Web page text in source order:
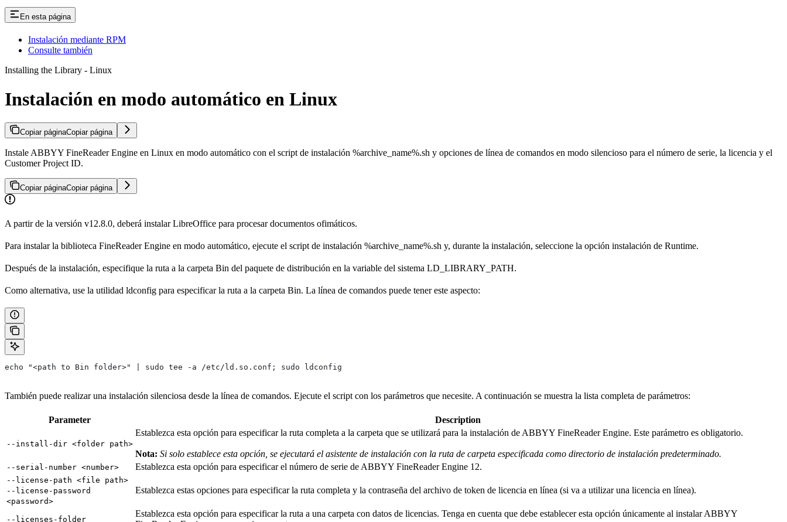
En esta página
Instalación mediante RPM
Consulte también
Installing the Library - Linux
Instalación en modo automático en Linux
Copiar páginaCopiar página
Instale ABBYY FineReader Engine en Linux en modo automático con el script de instalación %archive_name%.sh y opciones de línea de comandos en modo silencioso para el número de serie, la licencia y el
Customer Project ID.
Copiar páginaCopiar página
A partir de la versión v12.8.0, deberá instalar LibreOffice para procesar documentos ofimáticos.
Para instalar la biblioteca FineReader Engine en modo automático, ejecute el script de instalación %archive_name%.sh y, durante la instalación, seleccione la opción instalación de Runtime.
Después de la instalación, especifique la ruta a la carpeta Bin del paquete de distribución en la variable del sistema LD_LIBRARY_PATH.
Como alternativa, use la utilidad ldconfig para especificar la ruta a la carpeta Bin. La línea de comandos puede tener este aspecto:
echo "<path to Bin folder>" | sudo tee -a /etc/ld.so.conf; sudo ldconfig
También puede realizar una instalación silenciosa desde la línea de comandos. Ejecute el script con los parámetros que necesite. A continuación se muestra la lista completa de parámetros:
Parameter Description
--install-dir <folder path>
Establezca esta opción para especificar la ruta completa a la carpeta que se utilizará para la instalación de ABBYY FineReader Engine. Este parámetro es obligatorio.
Nota: Si solo establece esta opción, se ejecutará el asistente de instalación con la ruta de carpeta especificada como directorio de instalación predeterminado.
--serial-number <number> Establezca esta opción para especificar el número de serie de ABBYY FineReader Engine 12.
--license-path <file path>
--license-password
<password>
Establezca estas opciones para especificar la ruta completa y la contraseña del archivo de token de licencia en línea (si va a utilizar una licencia en línea).
--licenses-folder
Establezca esta opción para especificar la ruta a una carpeta con datos de licencias. Tenga en cuenta que debe establecer esta opción únicamente al instalar ABBYY